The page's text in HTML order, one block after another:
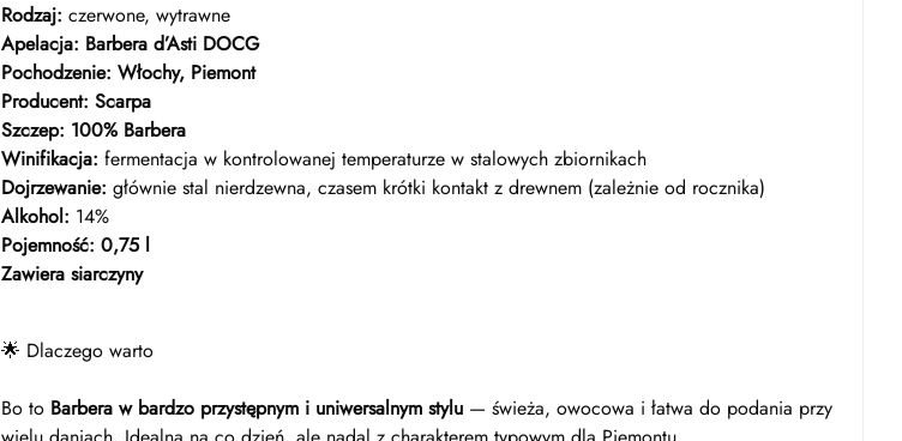
Rodzaj: czerwone, wytrawne
Apelacja: Barbera d’Asti DOCG
Pochodzenie: Włochy, Piemont
Producent: Scarpa
Szczep: 100% Barbera
Winifikacja: fermentacja w kontrolowanej temperaturze w stalowych zbiornikach
Dojrzewanie: głównie stal nierdzewna, czasem krótki kontakt z drewnem (zależnie od rocznika)
Alkohol: 14%
Pojemność: 0,75 l
Zawiera siarczyny
🌟 Dlaczego warto
Bo to Barbera w bardzo przystępnym i uniwersalnym stylu — świeża, owocowa i łatwa do podania przy